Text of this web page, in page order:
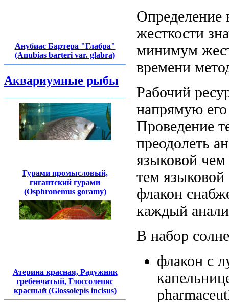
Анубиас Бартера "Глабра"
(Anubias barteri var. glabra)
Аквариумные рыбы
Гурами промысловый,
гигантский гурами
(Osphronemus goramy)
Атерина красная, Радужник
гребенчатый, Глоссолепис
красный (Glossolepis incisus)
Определение
жесткости
минимум
времени
Рабочий
напрямую
Проведение
преодолеть
языковой
тем
флакон
каждый
В набор
флакон с